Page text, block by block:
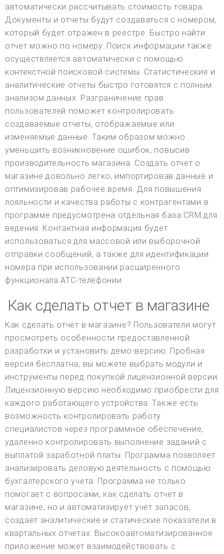
автоматически рассчитывать стоимость товара.
Документы и отчеты будут создаваться с номером,
который будет отражен в реестре. Быстро найти
отчет можно по номеру. Поиск информации также
осуществляется автоматически с помощью
контекстной поисковой системы. Статистические и
аналитические отчеты быстро готовятся с полным
анализом данных. Разграничение прав
пользователей поможет контролировать
создаваемые отчеты, отображаемые или
изменяемые данные. Таким образом можно
уменьшить возникновение ошибок, повысив
производительность магазина. Создать отчет о
магазине довольно легко, импортировав данные и
оптимизировав рабочее время. Для повышения
лояльности и качества работы с контрагентами в
программе предусмотрена отдельная база CRM для
ведения. Контактная информация будет
использоваться для массовой или выборочной
отправки сообщений, а также для идентификации
номера при использовании расширенного
функционала АТС-телефонии.
Как сделать отчет в магазине
Как сделать отчет в магазине? Пользователи могут
просмотреть особенности предоставленной
разработки и установить демо-версию. Пробная
версия бесплатна; вы можете выбрать модули и
инструменты перед покупкой лицензионной версии.
Лицензионную версию необходимо приобрести для
каждого работающего устройства. Также есть
возможность контролировать работу
специалистов через программное обеспечение,
удаленно контролировать выполнение заданий с
выплатой заработной платы. Программа позволяет
анализировать деловую деятельность с помощью
бухгалтерского учета. Программа не только
помогает с вопросами, как сделать отчет в
магазине, но и автоматизирует учет запасов,
создает аналитические и статические показатели в
квартальных отчетах. Высокоавтоматизированное
приложение может взаимодействовать с